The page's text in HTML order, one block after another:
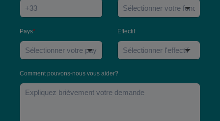
Pays* Effectif
Comment pouvons-nous vous aider?